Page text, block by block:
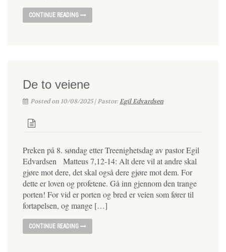
CONTINUE READING
De to veiene
Posted on 10/08/2025 | Pastor:Egil Edvardsen
Preken på 8. søndag etter Treenighetsdag av pastor Egil
Edvardsen Matteus 7,12-14: Alt dere vil at andre skal
gjøre mot dere, det skal også dere gjøre mot dem. For
dette er loven og profetene. Gå inn gjennom den trange
porten! For vid er porten og bred er veien som fører til
fortapelsen, og mange […]
CONTINUE READING